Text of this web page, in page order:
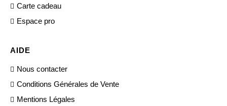
Carte cadeau
Espace pro
AIDE
Nous contacter
Conditions Générales de Vente
Mentions Légales